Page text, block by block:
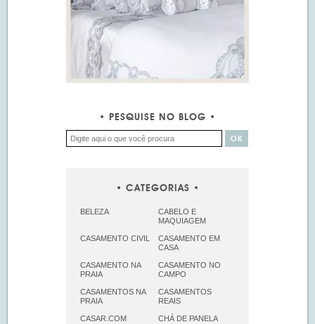
PESQUISE NO BLOG
CATEGORIAS
BELEZA
CABELO E
MAQUIAGEM
CASAMENTO CIVIL
CASAMENTO EM
CASA
CASAMENTO NA
PRAIA
CASAMENTO NO
CAMPO
CASAMENTOS NA
PRAIA
CASAMENTOS
REAIS
CASAR.COM CHÁ DE PANELA